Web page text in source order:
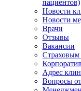
пациентов)
Новости
Новости
Врачи
Отзывы
Вакансии
Адрес
Вопросы